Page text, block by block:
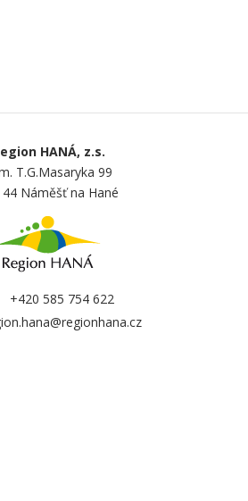
HANÁ, z.s.
T.G.Masaryka 99
44 Náměšť na Hané
+420 585 754 622